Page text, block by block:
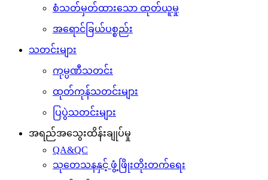
စံသတ်မှတ်ထားသော ထုတ်ယူမှု
အရောင်ခြယ်ပစ္စည်း
သတင်းများ
ကုမ္ပဏီသတင်း
ထုတ်ကုန်သတင်းများ
ပြပွဲသတင်းများ
အရည်အသွေးထိန်းချုပ်မှု
QA&QC
သုတေသနနှင့် ဖွံ့ဖြိုးတိုးတက်ရေး